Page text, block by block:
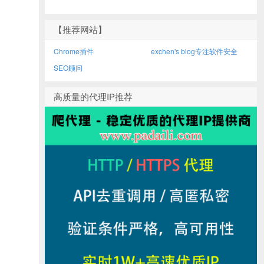
【推荐网站】
Chrome插件
exchen's blog专注软件安全
SEO顾问
高质量的代理IP推荐